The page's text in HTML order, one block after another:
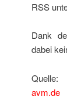
RSS
Dank
dabei
Quelle:
avm.de